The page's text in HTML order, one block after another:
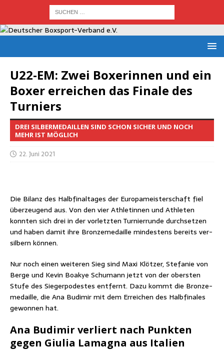
U22-EM: Zwei Boxe­rin­nen und ein
Boxer errei­chen das Fina­le des
Turniers
DREI SILBERMEDAILLEN SIND SCHON SICHER UND NOCH
MEHR IST MÖGLICH
22. Juni 2021
Die Bilanz des Halb­fi­nal­ta­ges der Euro­pa­meis­ter­schaft fiel
über­zeu­gend aus. Von den vier Ath­le­tin­nen und Ath­le­ten
konn­ten sich drei in der vor­letz­ten Tur­nier­run­de durch­set­zen
und haben damit ihre Bron­ze­me­dail­le min­des­tens bereits ver­
sil­bern können.
Nur noch einen wei­te­ren Sieg sind Maxi Klöt­zer, Ste­fa­nie von
Ber­ge und Kevin Boakye Schu­mann jetzt von der obers­ten
Stu­fe des Sie­ger­po­des­tes ent­fernt. Dazu kommt die Bron­ze­
me­dail­le, die Ana Budi­mir mit dem Errei­chen des Halb­fi­na­les
gewon­nen hat.
Ana Budi­mir ver­liert nach Punk­ten
gegen Giu­lia Lama­gna aus Italien